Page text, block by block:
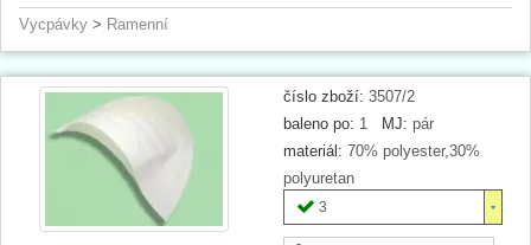
Vycpávky > Ramenní
číslo zboží: 3507/2
baleno po: 1 MJ: pár
materiál: 70% polyester,30%
polyuretan
3